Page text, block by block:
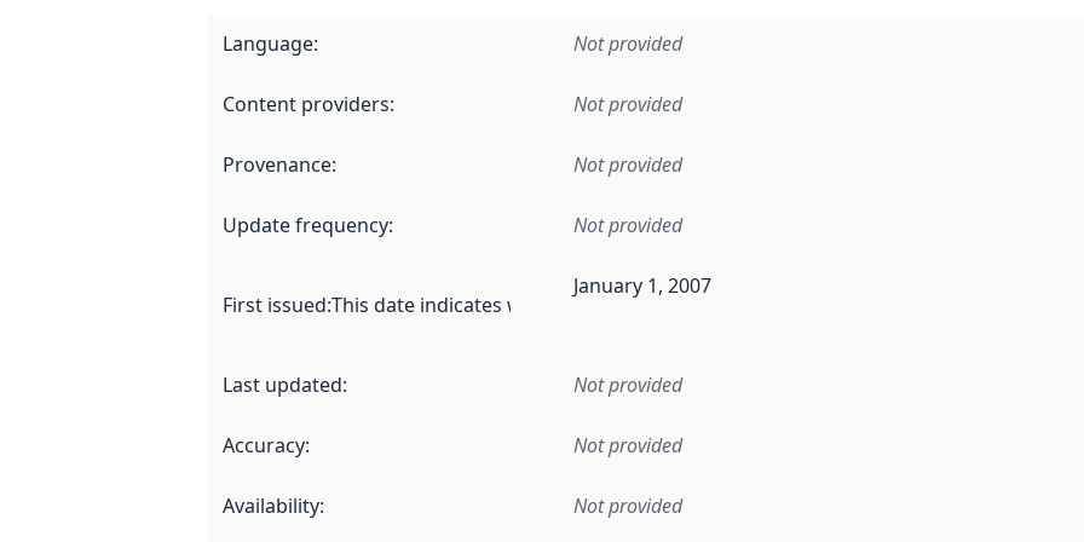
Language: Not provided
Content providers: Not provided
Provenance: Not provided
Update frequency: Not provided
First issued:This date indicates when the data in this dataset was first released. It may have
January 1, 2007
Last updated: Not provided
Accuracy: Not provided
Availability: Not provided